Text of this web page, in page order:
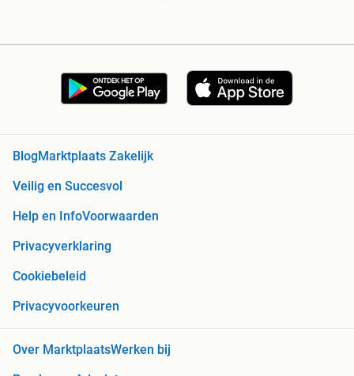
Blog Marktplaats Zakelijk
Veilig en Succesvol
Help en InfoVoorwaarden
Privacyverklaring
Cookiebeleid
Privacyvoorkeuren
Over MarktplaatsWerken bij